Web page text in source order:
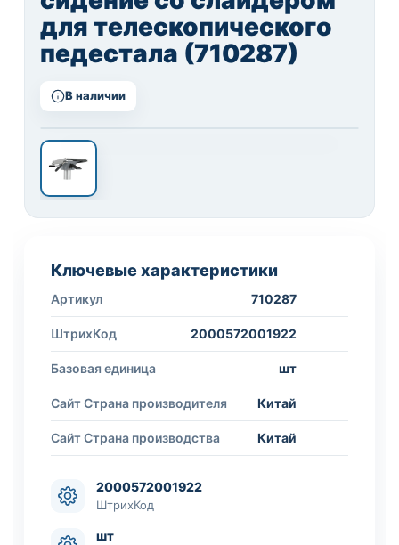
для телескопического
педестала (710287)
В наличии
Ключевые характеристики
Артикул 710287
ШтрихКод 2000572001922
Базовая единица шт
Сайт Страна производителя Китай
Сайт Страна производства Китай
2000572001922
ШтрихКод
шт